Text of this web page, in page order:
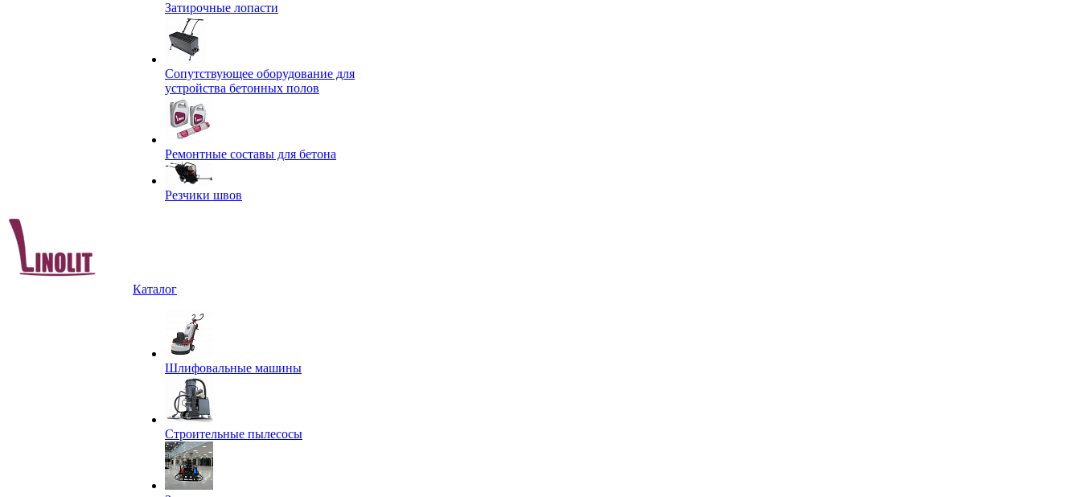
Затирочные лопасти
Сопутствующее оборудование для
устройства бетонных полов
Ремонтные составы для бетона
Резчики швов
Каталог
Шлифовальные машины
Строительные пылесосы